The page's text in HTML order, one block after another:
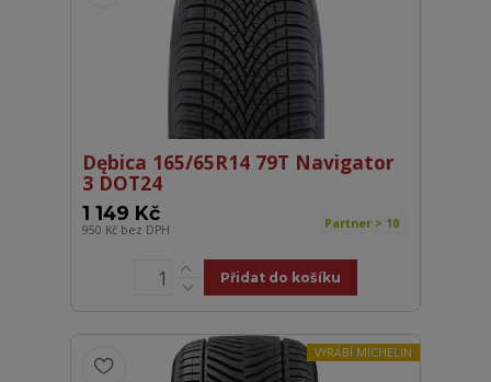
Dębica 165/65R14 79T Navigator
3 DOT24
1 149 Kč
950 Kč bez DPH Partner > 10
Přidat do košíku
VYRÁBÍ MICHELIN